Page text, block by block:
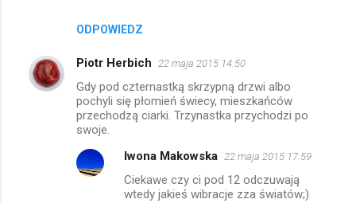
r
z
ODPOWIEDZ
Piotr Herbich 22 maja 2015 14:50
Gdy pod czternastką skrzypną drzwi albo
pochyli się płomień świecy, mieszkańców
przechodzą ciarki. Trzynastka przychodzi po
swoje.
Iwona Makowska 22 maja 2015 17:59
Ciekawe czy ci pod 12 odczuwają
wtedy jakieś wibracje zza światów;)